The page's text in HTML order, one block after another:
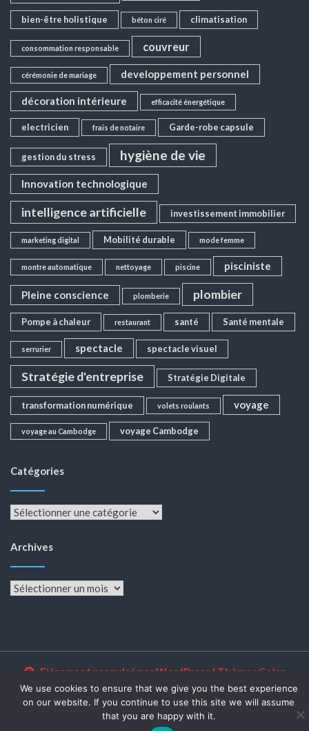
bien-être holistique béton ciré climatisation
consommation responsable couvreur
cérémonie de mariage developpement personnel
décoration intérieure efficacité énergétique
electricien frais de notaire Garde-robe capsule
gestion du stress hygiène de vie
Innovation technologique
intelligence artificielle investissement immobilier
marketing digital Mobilité durable mode femme
montre automatique nettoyage piscine pisciniste
Pleine conscience plomberie plombier
Pompe à chaleur restaurant santé Santé mentale
serrurier spectacle spectacle visuel
Stratégie d'entreprise Stratégie Digitale
transformation numérique volets roulants voyage
voyage au Cambodge voyage Cambodge
Catégories
Catégories
Archives
Archives
Fièrement propulsé par WordPress | Thème : Color
NewsMagazine WordPress ThemeparPostmagthemes
We use cookies to ensure that we give you the best experience
on our website. If you continue to use this site we will assume
that you are happy with it.